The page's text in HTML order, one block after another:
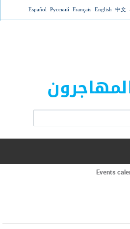
Jump to 中文
English
Français
Русский
Español
Events
التبويب النشطة)